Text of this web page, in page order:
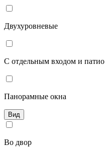
Двухуровневые
С отдельным входом и патио
Панорамные окна
Вид
Во двор